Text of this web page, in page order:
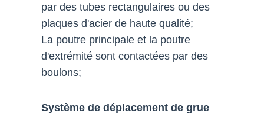
par des tubes rectangulaires ou des
plaques d'acier de haute qualité;
La poutre principale et la poutre
d'extrémité sont contactées par des
boulons;
Système de déplacement de grue